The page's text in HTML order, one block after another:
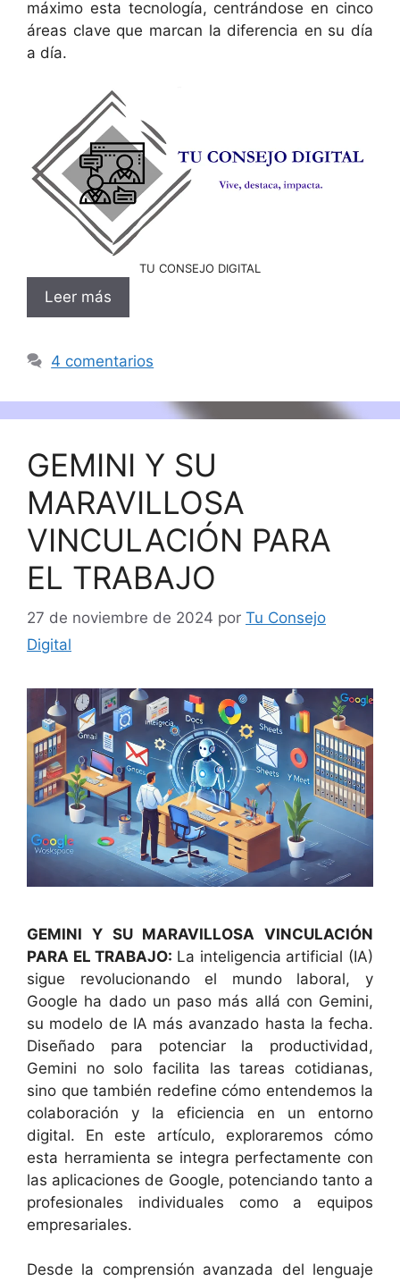
máximo esta tecnología, centrándose en cinco
áreas clave que marcan la diferencia en su día
a día.
TU CONSEJO DIGITAL
Leer más
4 comentarios
GEMINI Y SU
MARAVILLOSA
VINCULACIÓN PARA
EL TRABAJO
27 de noviembre de 2024 por Tu Consejo
Digital
GEMINI Y SU MARAVILLOSA VINCULACIÓN
PARA EL TRABAJO: La inteligencia artificial (IA)
sigue revolucionando el mundo laboral, y
Google ha dado un paso más allá con Gemini,
su modelo de IA más avanzado hasta la fecha.
Diseñado para potenciar la productividad,
Gemini no solo facilita las tareas cotidianas,
sino que también redefine cómo entendemos la
colaboración y la eficiencia en un entorno
digital. En este artículo, exploraremos cómo
esta herramienta se integra perfectamente con
las aplicaciones de Google, potenciando tanto a
profesionales individuales como a equipos
empresariales.
Desde la comprensión avanzada del lenguaje